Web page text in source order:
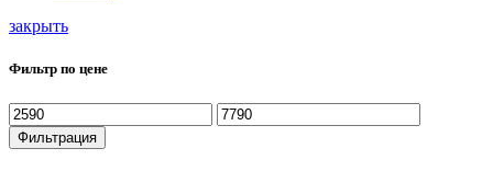
закрыть
Фильтр по цене
Минимальная
цена
Максимальная
цена
Фильтрация